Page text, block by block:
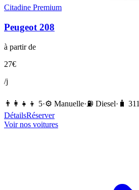
Citadine Premium
Peugeot 208
à partir de
27€
/j
👨‍👩‍👧‍👦 5·⚙️ Manuelle·⛽️ Diesel· 🧳 311
DétailsRéserver
Voir nos voitures